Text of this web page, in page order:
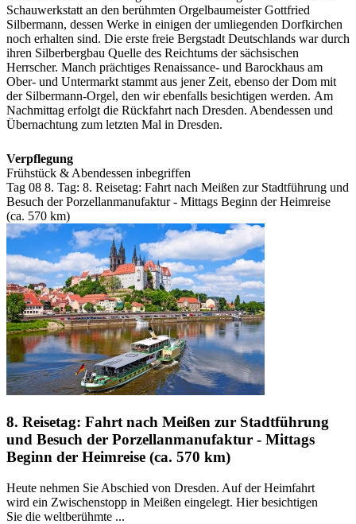
Schauwerkstatt an den berühmten Orgelbaumeister Gottfried
Silbermann, dessen Werke in einigen der umliegenden Dorfkirchen
noch erhalten sind. Die erste freie Bergstadt Deutschlands war durch
ihren Silberbergbau Quelle des Reichtums der sächsischen
Herrscher. Manch prächtiges Renaissance- und Barockhaus am
Ober- und Untermarkt stammt aus jener Zeit, ebenso der Dom mit
der Silbermann-Orgel, den wir ebenfalls besichtigen werden. Am
Nachmittag erfolgt die Rückfahrt nach Dresden. Abendessen und
Übernachtung zum letzten Mal in Dresden.
Verpflegung
Frühstück & Abendessen inbegriffen
Tag 08 8. Tag: 8. Reisetag: Fahrt nach Meißen zur Stadtführung und
Besuch der Porzellanmanufaktur - Mittags Beginn der Heimreise
(ca. 570 km)
8. Reisetag: Fahrt nach Meißen zur Stadtführung
und Besuch der Porzellanmanufaktur - Mittags
Beginn der Heimreise (ca. 570 km)
Heute nehmen Sie Abschied von Dresden. Auf der Heimfahrt
wird ein Zwischenstopp in Meißen eingelegt. Hier besichtigen
Sie die weltberühmte ...